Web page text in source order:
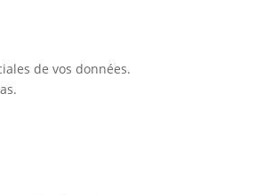
de vos données.